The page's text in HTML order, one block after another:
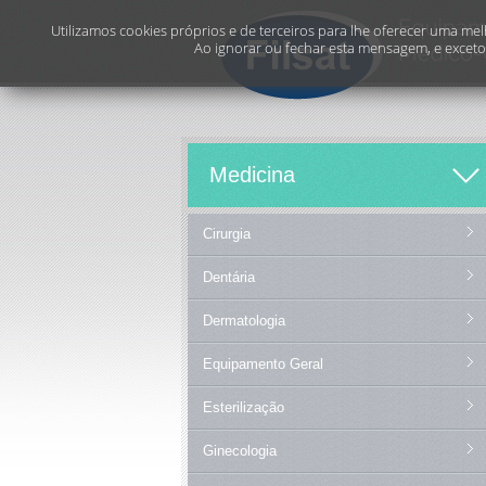
Medicina
Cirurgia
Dentária
Dermatologia
Equipamento Geral
Esterilização
Ginecologia
Utilizamos cookies próprios e de terceiros para lhe oferecer uma
Ao ignorar ou fechar esta mensagem, e